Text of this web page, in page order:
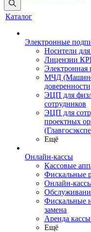
Каталог
Электронные
Носители
Лицензии
МЧД
ЭЦП для
сотрудников
ЭЦП для
проектных
Ещё
Онлайн-кассы
Кассовые
Фискальные
Онлайн-
Фискальные
замена
Аренда
Ещё